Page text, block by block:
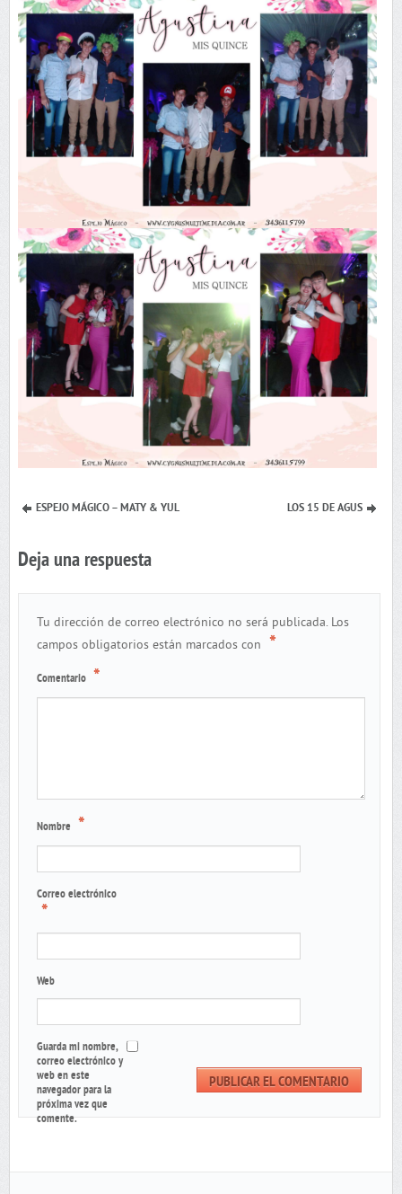
ESPEJO MÁGICO – MATY & YUL LOS 15 DE AGUS
Deja una respuesta
Tu dirección de correo electrónico no será publicada. Los
campos obligatorios están marcados con *
Comentario *
Nombre *
Correo electrónico
*
Web
Guarda mi nombre,
correo electrónico y
web en este
navegador para la
próxima vez que
comente.